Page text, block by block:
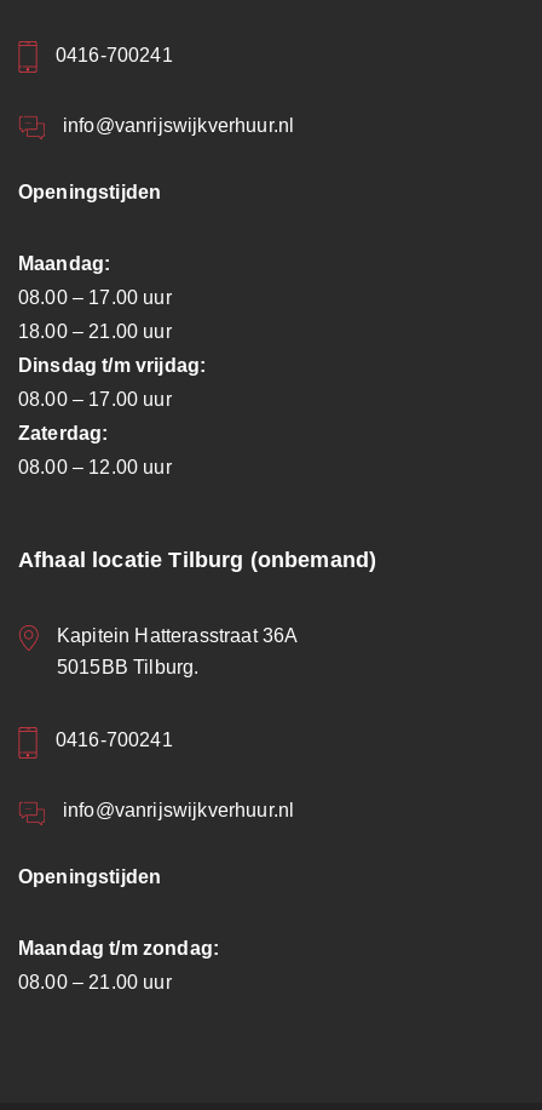
0416-700241
info@vanrijswijkverhuur.nl
Openingstijden
Maandag:
08.00 – 17.00 uur
18.00 – 21.00 uur
Dinsdag t/m vrijdag:
08.00 – 17.00 uur
Zaterdag:
08.00 – 12.00 uur
Afhaal locatie Tilburg (onbemand)
Kapitein Hatterasstraat 36A
5015BB Tilburg.
0416-700241
info@vanrijswijkverhuur.nl
Openingstijden
Maandag t/m zondag:
08.00 – 21.00 uur